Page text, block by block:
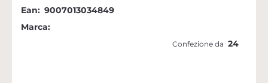
Ean: 9007013034849
Marca:
Confezione da 24